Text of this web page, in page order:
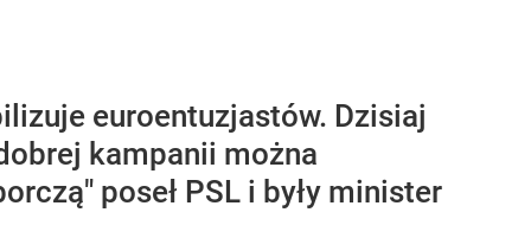
euroentuzjastów. Dzisiaj
kampanii można
poseł PSL i były minister